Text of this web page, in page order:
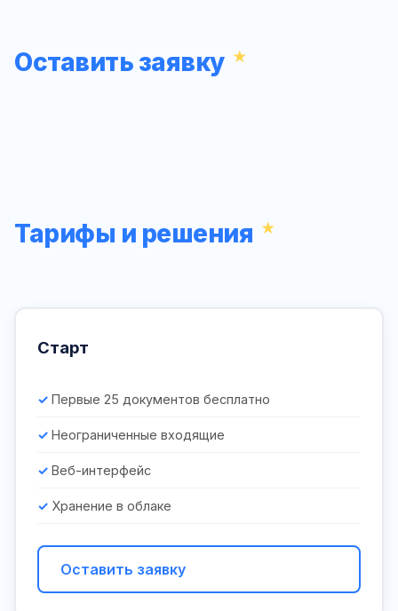
Оставить заявку
Тарифы и решения
Старт
Первые 25 документов бесплатно
Неограниченные входящие
Веб-интерфейс
Хранение в облаке
Оставить заявку